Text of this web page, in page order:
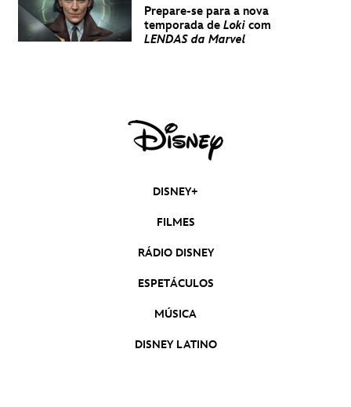
Prepare-se para a nova
temporada de Loki com
LENDAS da Marvel
DISNEY+
FILMES
RÁDIO DISNEY
ESPETÁCULOS
MÚSICA
DISNEY LATINO